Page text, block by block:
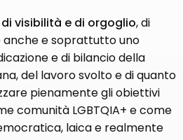
visibilità e di orgoglio, di
anche e soprattutto uno
e di bilancio della
del lavoro svolto e di quanto
pienamente gli obiettivi
comunità LGBTQIA+ e come
laica e realmente